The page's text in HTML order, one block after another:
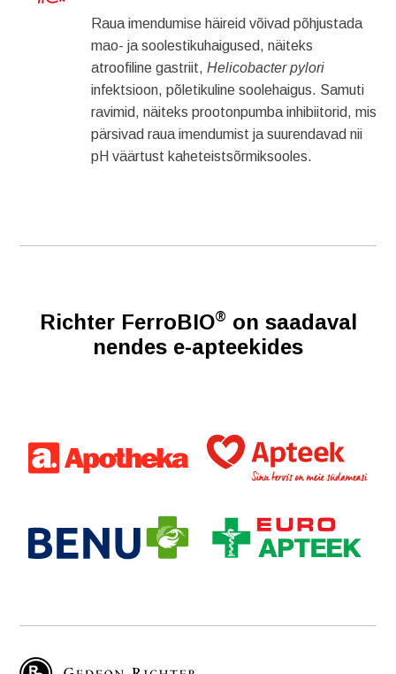
Raua imendumise häireid võivad põhjustada
mao- ja soolestikuhaigused, näiteks
atroofiline gastriit, Helicobacter pylori
infektsioon, põletikuline soolehaigus. Samuti
ravimid, näiteks prootonpumba inhibiitorid, mis
pärsivad raua imendumist ja suurendavad nii
pH väärtust kaheteistsõrmiksooles.
Richter FerroBIO® on saadaval
nendes e-apteekides